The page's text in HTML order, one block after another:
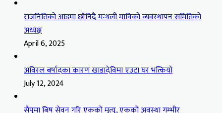
राजनितिको आडमा छाँनिदै मन्थली माविको व्यवस्थापन समितिको
अध्यक्ष
April 6, 2025
अविरल बर्षादका कारण खाडादेविमा एउटा घर भत्कियो
July 12, 2024
सैपुमा बिष सेवन गरि एकको मृत्यु, एकको अवस्था गम्भीर